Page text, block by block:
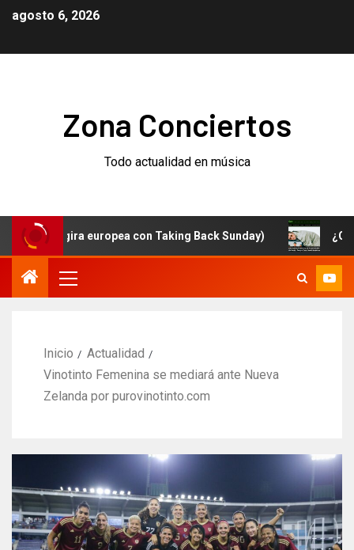
agosto 6, 2026
Zona Conciertos
Todo actualidad en música
(y gira europea con Taking Back Sunday) ¿Qué está
Inicio
Actualidad
Vinotinto Femenina se mediará ante Nueva
Zelanda por purovinotinto.com